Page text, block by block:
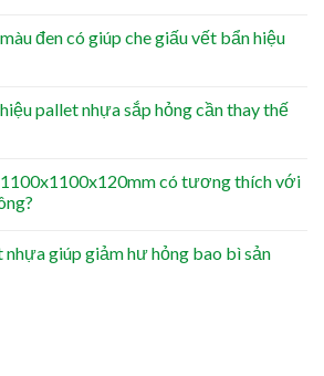
đen có giúp che giấu vết bẩn hiệu
pallet nhựa sắp hỏng cần thay thế
có tương thích với
nhựa giúp giảm hư hỏng bao bì sản